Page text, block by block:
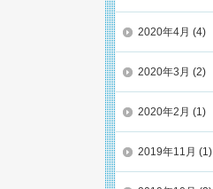
2020年4月 (4)
2020年3月 (2)
2020年2月 (1)
2019年11月 (1)